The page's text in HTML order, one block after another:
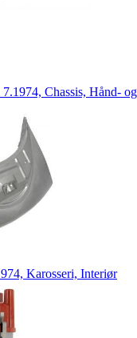
Chassis, Hånd-
Karosseri, Interiør